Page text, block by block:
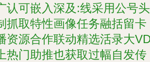
认可嵌入深及:线采用公号头
抓取特性画像任务融括留卡
资源合作联动精选活录大
热门助推也获取过幅自发传